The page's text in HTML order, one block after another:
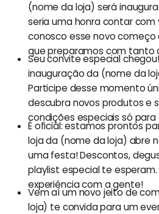
(nome da loja) será
seria uma honra contar com
conosco esse novo
que preparamos com tanto
Seu convite especial
inauguração da (nome da
Participe desse momento
descubra novos produtos e
condições especiais só para
É oficial: estamos prontos
loja da (nome da loja) abre
uma festa! Descontos,
playlist especial te esperam.
experiência com a gente!
Vem aí um novo jeito de
loja) te convida para um